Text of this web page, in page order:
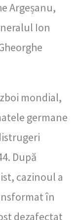
Argeșanu,
Ion
mondial,
germane
După
cazinoul a
în
dezafectat